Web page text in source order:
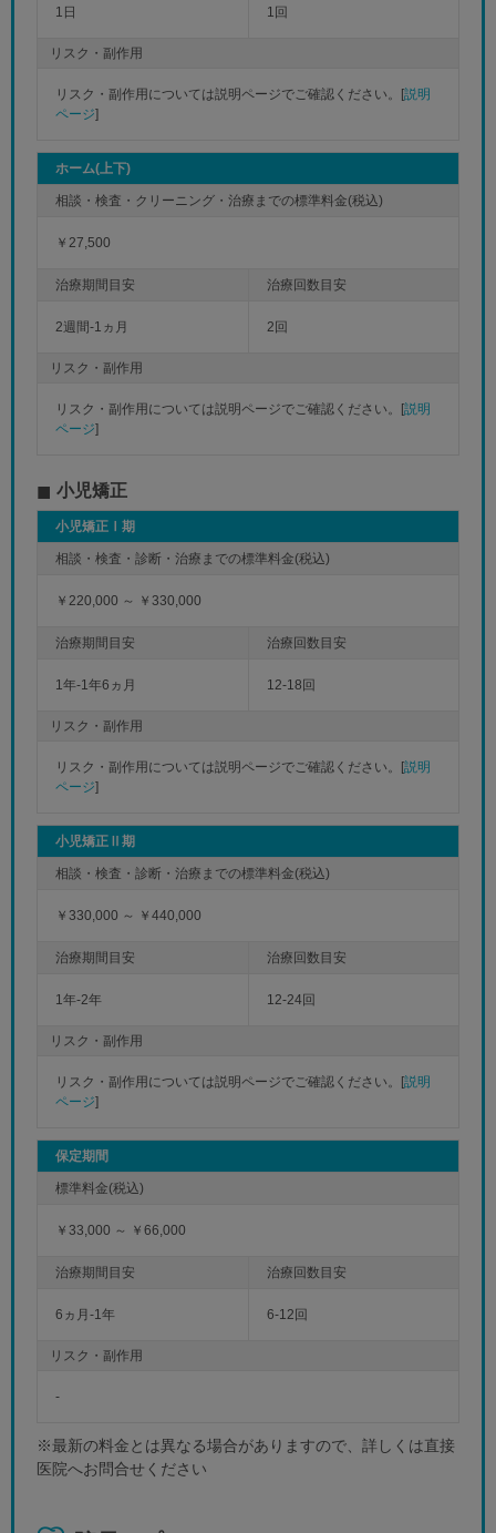
1日 1回
リスク・副作用
リスク・副作用については説明ページでご確認ください。[説明
ページ]
ホーム(上下)
￥27,500
2週間-1ヵ月 2回
リスク・副作用
リスク・副作用については説明ページでご確認ください。[説明
ページ]
小児矯正
小児矯正Ⅰ期
￥220,000 ～ ￥330,000
1年-1年6ヵ月 12-18回
リスク・副作用
リスク・副作用については説明ページでご確認ください。[説明
ページ]
小児矯正Ⅱ期
￥330,000 ～ ￥440,000
1年-2年 12-24回
リスク・副作用
リスク・副作用については説明ページでご確認ください。[説明
ページ]
保定期間
￥33,000 ～ ￥66,000
6ヵ月-1年 6-12回
リスク・副作用
-
※最新の料金とは異なる場合がありますので、詳しくは直接
医院へお問合せください